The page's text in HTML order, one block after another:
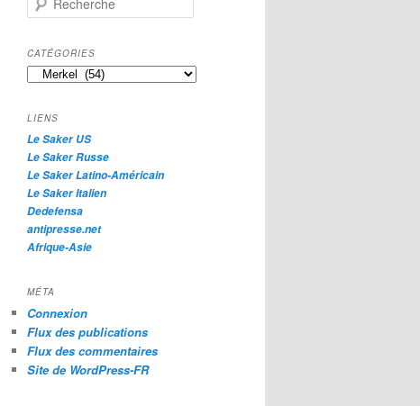
e
h
e
r
h
e
CATÉGORIES
Catégories
LIENS
Le Saker US
Le Saker Russe
Le Saker Latino-Américain
Le Saker Italien
Dedefensa
antipresse.net
Afrique-Asie
MÉTA
Connexion
Flux des publications
Flux des commentaires
Site de WordPress-FR